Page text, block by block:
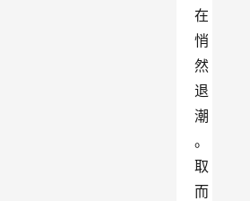
在
悄
然
退
潮
。
取
而